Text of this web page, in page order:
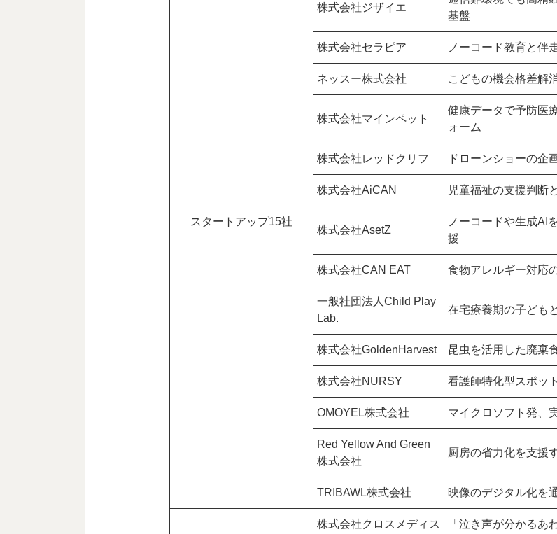
スタートアップ15社
株式会社ジザイエ
基盤
株式会社セラピア ノーコード教育と伴
ネッスー株式会社 こどもの機会格差解
株式会社マインペット
健康データで予防医
ォーム
株式会社レッドクリフ ドローンショーの企
株式会社AiCAN 児童福祉の支援判断
株式会社AsetZ
ノーコードや生成AI
援
株式会社CAN EAT 食物アレルギー対応
一般社団法人Child Play
Lab.
在宅療養期の子ども
株式会社GoldenHarvest 昆虫を活用した廃棄
株式会社NURSY 看護師特化型スポッ
OMOYEL株式会社 マイクロソフト発、
Red Yellow And Green
株式会社
厨房の省力化を支援
TRIBAWL株式会社 映像のデジタル化を
株式会社クロスメディス
「泣き声が分かるあ